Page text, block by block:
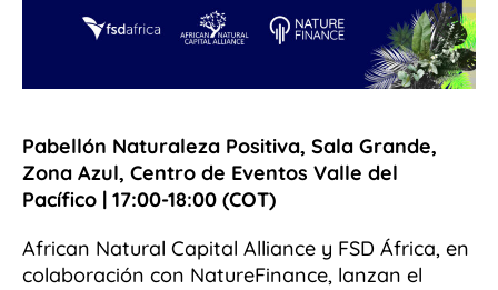
Pabellón Naturaleza Positiva, Sala Grande,
Zona Azul, Centro de Eventos Valle del
Pacífico | 17:00-18:00 (COT)
African Natural Capital Alliance y FSD África, en
colaboración con NatureFinance, lanzan el